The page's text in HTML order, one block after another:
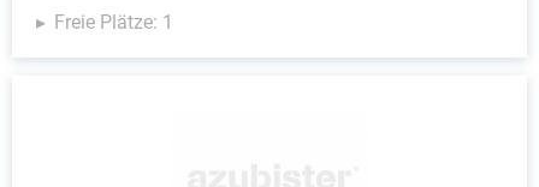
Freie Plätze: 1